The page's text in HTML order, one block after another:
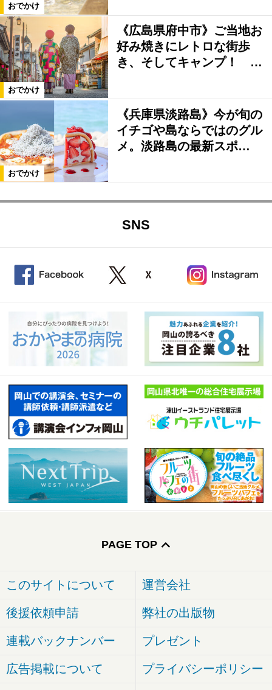
おでかけ
おでかけ
《広島県府中市》ご当地お
好み焼きにレトロな街歩
き、そしてキャンプ！ …
おでかけ
《兵庫県淡路島》今が旬の
イチゴや島ならではのグル
メ。淡路島の最新スポ…
SNS
PAGE TOP
このサイトについて 運営会社
後援依頼申請 弊社の出版物
連載バックナンバー プレゼント
広告掲載について プライバシーポリシー